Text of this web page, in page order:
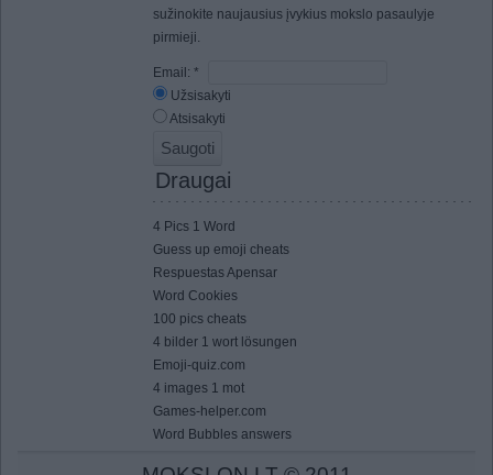
sužinokite naujausius įvykius mokslo pasaulyje
pirmieji.
Email: *
Užsisakyti
Atsisakyti
Draugai
4 Pics 1 Word
Guess up emoji cheats
Respuestas Apensar
Word Cookies
100 pics cheats
4 bilder 1 wort lösungen
Emoji-quiz.com
4 images 1 mot
Games-helper.com
Word Bubbles answers